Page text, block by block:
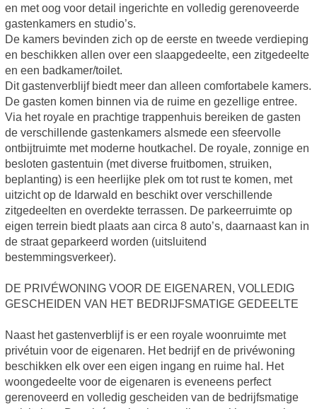
en met oog voor detail ingerichte en volledig gerenoveerde
gastenkamers en studio’s.
De kamers bevinden zich op de eerste en tweede verdieping
en beschikken allen over een slaapgedeelte, een zitgedeelte
en een badkamer/toilet.
Dit gastenverblijf biedt meer dan alleen comfortabele kamers.
De gasten komen binnen via de ruime en gezellige entree.
Via het royale en prachtige trappenhuis bereiken de gasten
de verschillende gastenkamers alsmede een sfeervolle
ontbijtruimte met moderne houtkachel. De royale, zonnige en
besloten gastentuin (met diverse fruitbomen, struiken,
beplanting) is een heerlijke plek om tot rust te komen, met
uitzicht op de Idarwald en beschikt over verschillende
zitgedeelten en overdekte terrassen. De parkeerruimte op
eigen terrein biedt plaats aan circa 8 auto’s, daarnaast kan in
de straat geparkeerd worden (uitsluitend
bestemmingsverkeer).
DE PRIVÉWONING VOOR DE EIGENAREN, VOLLEDIG
GESCHEIDEN VAN HET BEDRIJFSMATIGE GEDEELTE
Naast het gastenverblijf is er een royale woonruimte met
privétuin voor de eigenaren. Het bedrijf en de privéwoning
beschikken elk over een eigen ingang en ruime hal. Het
woongedeelte voor de eigenaren is eveneens perfect
gerenoveerd en volledig gescheiden van de bedrijfsmatige